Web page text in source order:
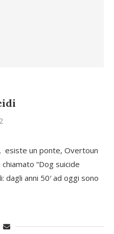
esiste un ponte, Overtoun
“Dog suicide
dagli anni 50′ ad oggi sono